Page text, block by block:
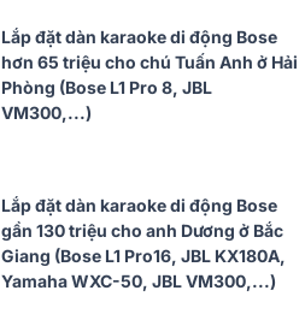
Lắp đặt dàn karaoke di động Bose
hơn 65 triệu cho chú Tuấn Anh ở Hải
Phòng (Bose L1 Pro 8, JBL
VM300,...)
Lắp đặt dàn karaoke di động Bose
gần 130 triệu cho anh Dương ở Bắc
Giang (Bose L1 Pro16, JBL KX180A,
Yamaha WXC-50, JBL VM300,...)